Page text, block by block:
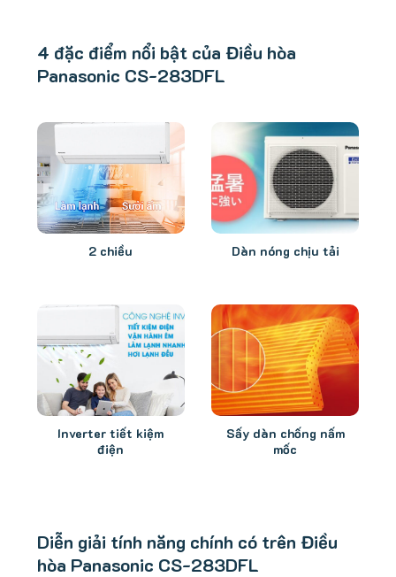
4 đặc điểm nổi bật của Điều hòa
Panasonic CS-283DFL
2 chiều Dàn nóng chịu tải
Inverter tiết kiệm
điện
Sấy dàn chống nấm
mốc
Diễn giải tính năng chính có trên Điều
hòa Panasonic CS-283DFL